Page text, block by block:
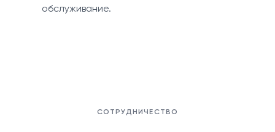
обслуживание.
СОТРУДНИЧЕСТВО